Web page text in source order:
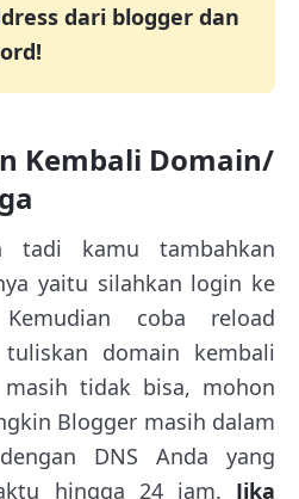
dari blogger dan
Kembali Domain/
tadi kamu tambahkan
yaitu silahkan login ke
coba reload
domain kembali
tidak bisa, mohon
Blogger masih dalam
DNS Anda yang
hingga 24 jam. Jika